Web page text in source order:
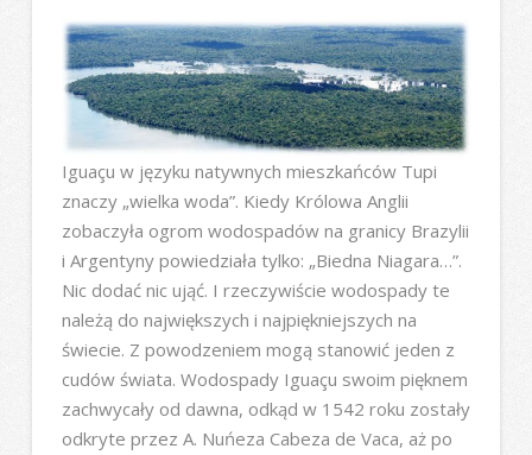
Iguaçu w języku natywnych mieszkańców Tupi
znaczy „wielka woda”. Kiedy Królowa Anglii
zobaczyła ogrom wodospadów na granicy Brazylii
i Argentyny powiedziała tylko: „Biedna Niagara…”.
Nic dodać nic ująć. I rzeczywiście wodospady te
należą do największych i najpiękniejszych na
świecie. Z powodzeniem mogą stanowić jeden z
cudów świata. Wodospady Iguaçu swoim pięknem
zachwycały od dawna, odkąd w 1542 roku zostały
odkryte przez A. Nuńeza Cabeza de Vaca, aż po